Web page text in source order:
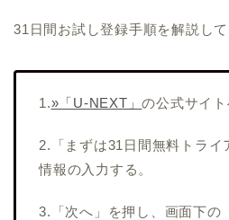
31日間お試し登録手順を解説して
1.»「U-NEXT」の公式サイ
2.「まずは31日間無料トライ
情報の入力する。
3.「次へ」を押し、画面下の